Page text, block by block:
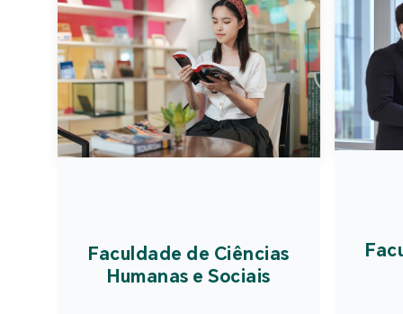
Faculdade de Ciências
Humanas e Sociais